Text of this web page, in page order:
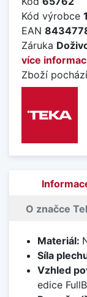
Kód výrobce
EAN
Záruka
více
Zboží
O značce
Materiál:
Síla
Vzhled
edice